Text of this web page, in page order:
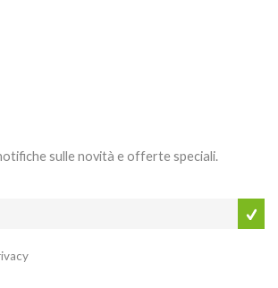
sulle novità e offerte speciali.